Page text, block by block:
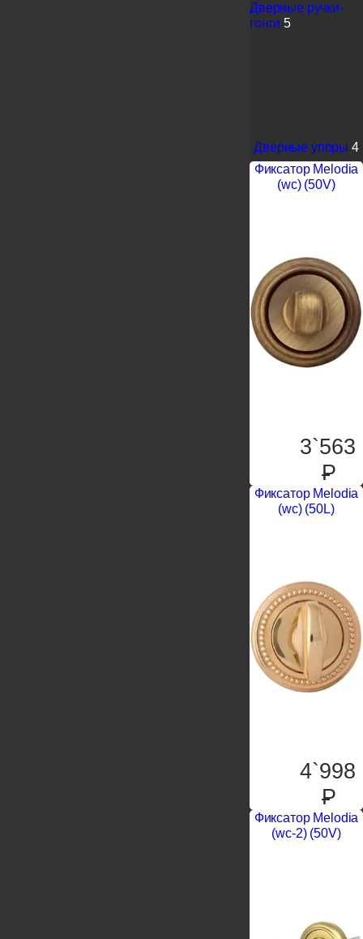
Дверные ручки-
гонги 5
Дверные упоры 4
Фиксатор Melodia
(wc) (50V)
3`563
P
Фиксатор Melodia
(wc) (50L)
4`998
P
Фиксатор Melodia
(wc-2) (50V)